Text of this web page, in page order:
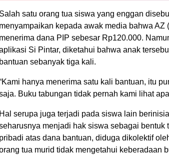
Salah satu orang tua siswa yang enggan
menyampaikan kepada awak media bahwa AZ
menerima dana PIP sebesar Rp120.000.
Si Pintar, diketahui bahwa anak
bantuan sebanyak tiga kali.
hanya menerima satu kali bantuan, itu
Buku tabungan tidak pernah kami lihat
Hal serupa juga terjadi pada siswa lain
menjadi hak siswa sebagai bentuk
pribadi atas dana bantuan, diduga dikolektif
tua murid tidak mengetahui keberadaan